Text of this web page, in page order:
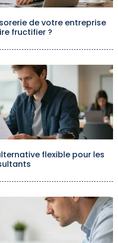
de votre entreprise
fructifier ?
flexible pour les